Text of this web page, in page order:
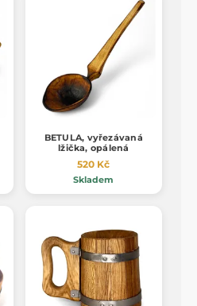
BETULA, vyřezávaná
lžička, opálená
520 Kč
Skladem